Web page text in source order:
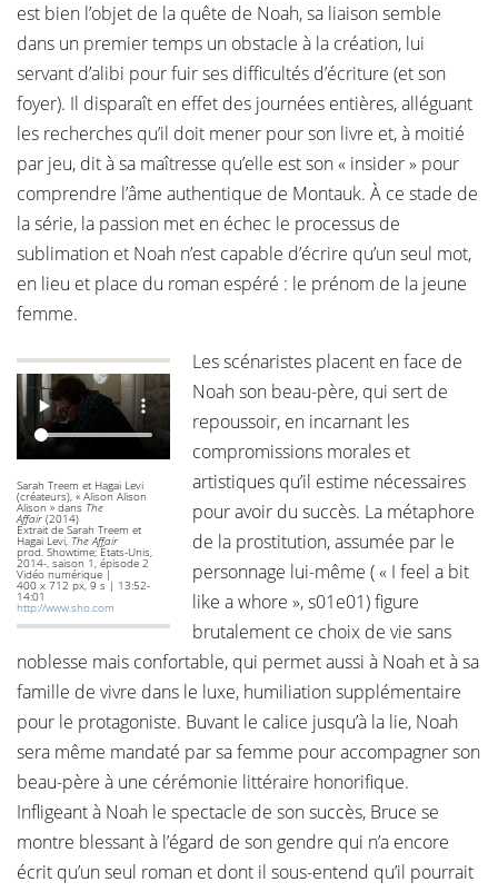
est bien l’objet de la quête de Noah, sa liaison semble
dans un premier temps un obstacle à la création, lui
servant d’alibi pour fuir ses difficultés d’écriture (et son
foyer). Il disparaît en effet des journées entières, alléguant
les recherches qu’il doit mener pour son livre et, à moitié
par jeu, dit à sa maîtresse qu’elle est son « insider » pour
comprendre l’âme authentique de Montauk. À ce stade de
la série, la passion met en échec le processus de
sublimation et Noah n’est capable d’écrire qu’un seul mot,
en lieu et place du roman espéré : le prénom de la jeune
femme.
Sarah Treem et Hagai Levi
(créateurs), « Alison Alison
Alison » dans The
Affair (2014)
Extrait de Sarah Treem et
Hagai Levi, The Affair
prod. Showtime; États-Unis,
2014-, saison 1, épisode 2
Vidéo numérique |
400 x 712 px, 9 s | 13:52-
14:01
http://www.sho.com
Les scénaristes placent en face de
Noah son beau-père, qui sert de
repoussoir, en incarnant les
compromissions morales et
artistiques qu’il estime nécessaires
pour avoir du succès. La métaphore
de la prostitution, assumée par le
personnage lui-même ( « I feel a bit
like a whore », s01e01) figure
brutalement ce choix de vie sans
noblesse mais confortable, qui permet aussi à Noah et à sa
famille de vivre dans le luxe, humiliation supplémentaire
pour le protagoniste. Buvant le calice jusqu’à la lie, Noah
sera même mandaté par sa femme pour accompagner son
beau-père à une cérémonie littéraire honorifique.
Infligeant à Noah le spectacle de son succès, Bruce se
montre blessant à l’égard de son gendre qui n’a encore
écrit qu’un seul roman et dont il sous-entend qu’il pourrait